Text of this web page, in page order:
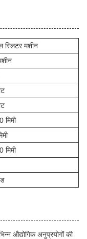
स्लिटर मशीन
औद्योगिक अनुप्रयोगों की